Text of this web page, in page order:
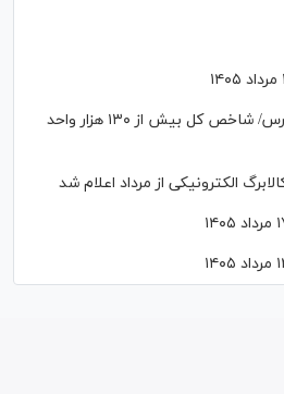
تداوم روند صعودی بورس/ شاخص کل بیش از ۱۳۰ هزار واحد
الکترونیکی از مرداد اعلام شد